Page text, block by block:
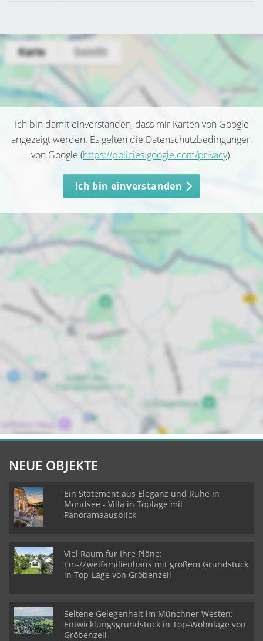
Ich bin damit einverstanden, dass mir Karten von Google
angezeigt werden. Es gelten die Datenschutzbedingungen
von Google (https://policies.google.com/privacy).
Ich bin einverstanden
NEUE OBJEKTE
Ein Statement aus Eleganz und Ruhe in
Mondsee - Villa in Toplage mit
Panoramaausblick
Viel Raum für Ihre Pläne:
Ein-/Zweifamilienhaus mit großem Grundstück
in Top-Lage von Gröbenzell
Seltene Gelegenheit im Münchner Westen:
Entwicklungsgrundstück in Top-Wohnlage von
Gröbenzell